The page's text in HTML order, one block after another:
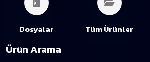
Dosyalar Tüm Ürünler
Ürün Arama